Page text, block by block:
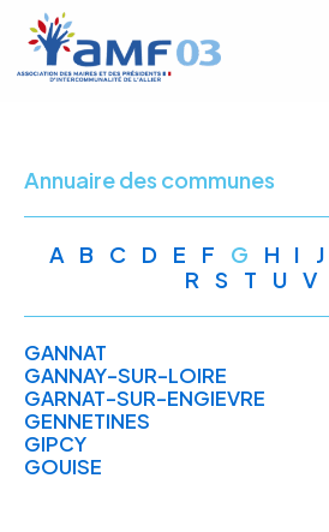
Aller
contenu
Annuaire des communes
A B C D E F G H I J
RS T U V
GANNAT
GANNAY-SUR-LOIRE
GARNAT-SUR-ENGIEVRE
GENNETINES
GIPCY
GOUISE